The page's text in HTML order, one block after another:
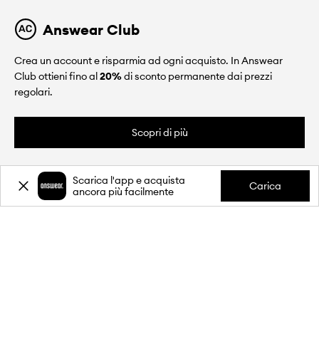
Answear Club
Crea un account e risparmia ad ogni acquisto. In Answear
Club ottieni fino al20%di sconto permanente dai prezzi
regolari.
Scopri di più
Scarica l'app e acquista
ancora più facilmente
Carica